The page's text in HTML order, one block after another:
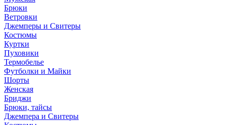
Брюки
Ветровки
Джемперы и Свитеры
Костюмы
Куртки
Пуховики
Термобелье
Футболки и Майки
Шорты
Женская
Бриджи
Брюки, тайсы
Джемпера и Свитеры